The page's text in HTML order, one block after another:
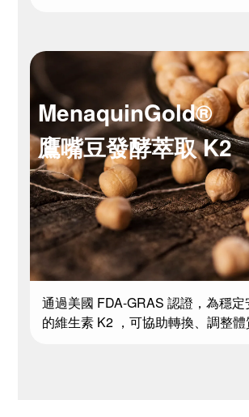
MenaquinGold®
鷹嘴豆發酵萃取 K2
通過美國 FDA-GRAS 認證，為穩定
的維生素 K2 ，可協助轉換、調整體